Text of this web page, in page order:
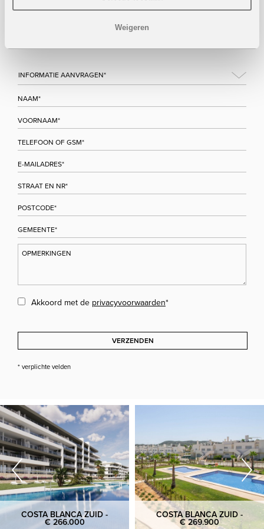
Weigeren
formulier in te vullen. Wij houden u zo snel mogelijk op de
Akkoord met de privacyvoorwaarden*
VERZENDEN
* verplichte velden
COSTA BLANCA ZUID -
€ 266.000
COSTA BLANCA ZUID -
€ 269.900